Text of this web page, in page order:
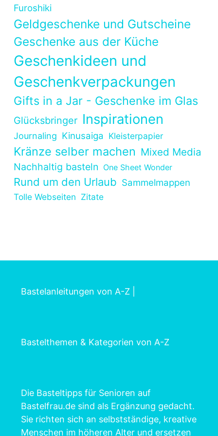
Furoshiki
Geldgeschenke und Gutscheine
Geschenke aus der Küche
Geschenkideen und
Geschenkverpackungen
Gifts in a Jar - Geschenke im Glas
Glücksbringer Inspirationen
Journaling Kinusaiga Kleisterpapier
Kränze selber machen Mixed Media
Nachhaltig basteln One Sheet Wonder
Rund um den Urlaub Sammelmappen
Tolle Webseiten Zitate
Bastelanleitungen von A-Z
Bastelthemen & Kategorien von A-Z
Die Basteltipps für Senioren auf
Bastelfrau.de sind als Ergänzung gedacht.
Sie richten sich an selbstständige, kreative
Menschen im höheren Alter und ersetzen